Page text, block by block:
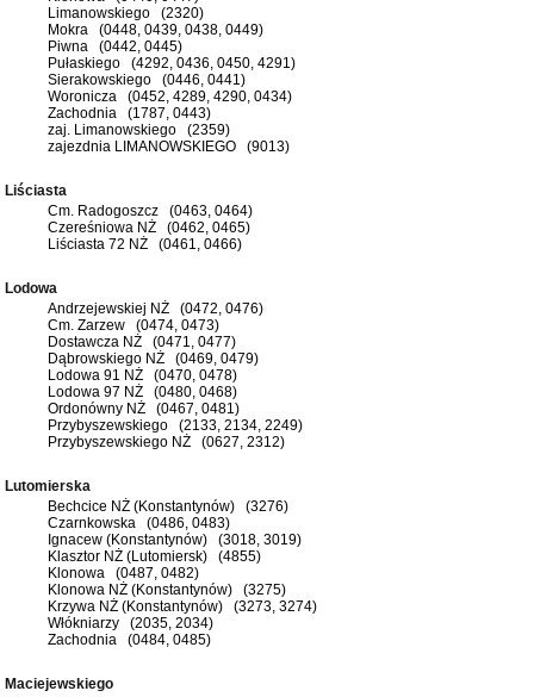
Limanowskiego (2320)
Mokra (0448, 0439, 0438, 0449)
Piwna (0442, 0445)
Pułaskiego (4292, 0436, 0450, 4291)
Sierakowskiego (0446, 0441)
Woronicza (0452, 4289, 4290, 0434)
Zachodnia (1787, 0443)
zaj. Limanowskiego (2359)
zajezdnia LIMANOWSKIEGO (9013)
Liściasta
Cm. Radogoszcz (0463, 0464)
Czereśniowa NŻ (0462, 0465)
Liściasta 72 NŻ (0461, 0466)
Lodowa
Andrzejewskiej NŻ (0472, 0476)
Cm. Zarzew (0474, 0473)
Dostawcza NŻ (0471, 0477)
Dąbrowskiego NŻ (0469, 0479)
Lodowa 91 NŻ (0470, 0478)
Lodowa 97 NŻ (0480, 0468)
Ordonówny NŻ (0467, 0481)
Przybyszewskiego (2133, 2134, 2249)
Przybyszewskiego NŻ (0627, 2312)
Lutomierska
Bechcice NŻ (Konstantynów) (3276)
Czarnkowska (0486, 0483)
Ignacew (Konstantynów) (3018, 3019)
Klasztor NŻ (Lutomiersk) (4855)
Klonowa (0487, 0482)
Klonowa NŻ (Konstantynów) (3275)
Krzywa NŻ (Konstantynów) (3273, 3274)
Włókniarzy (2035, 2034)
Zachodnia (0484, 0485)
Maciejewskiego